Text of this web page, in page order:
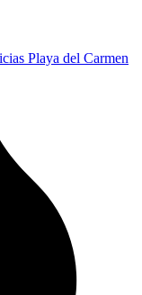
Playa del Carmen